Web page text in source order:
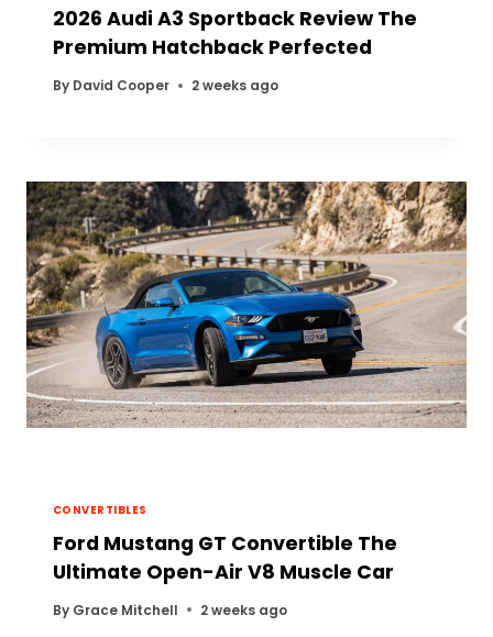
2026 Audi A3 Sportback Review The
Premium Hatchback Perfected
By David Cooper 2 weeks ago
CONVERTIBLES
Ford Mustang GT Convertible The
Ultimate Open-Air V8 Muscle Car
By Grace Mitchell 2 weeks ago